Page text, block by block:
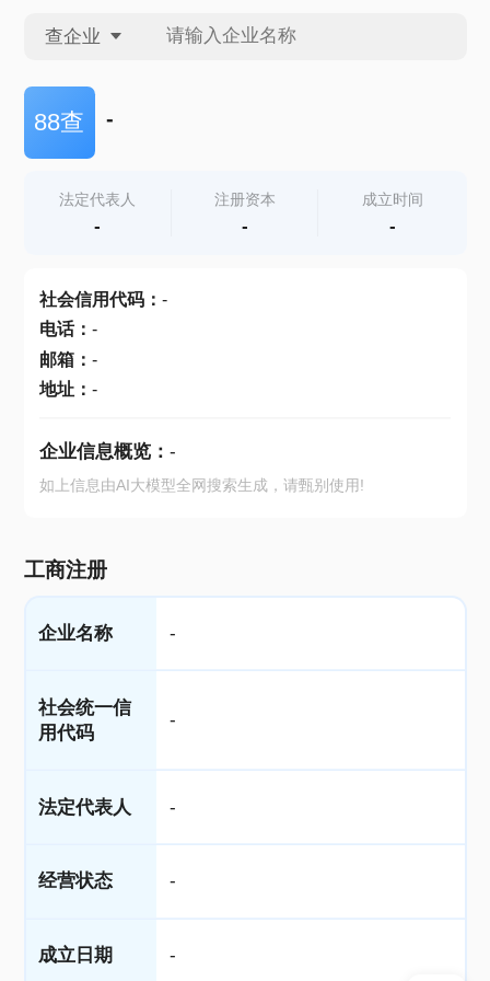
查企业
查企业
查产地
88查 -
法定代表人
-
注册资本
-
成立时间
-
社会信用代码： -
电话： -
邮箱： -
地址： -
企业信息概览： -
如上信息由AI大模型全网搜索生成，请甄别使用!
工商注册
企业名称 -
社会统一信
用代码
-
法定代表人 -
经营状态 -
成立日期 -